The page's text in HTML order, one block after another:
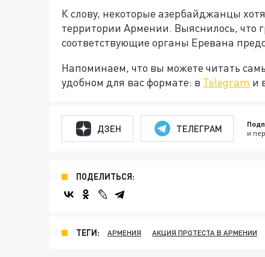
К слову, некоторые азербайджанцы
территории Армении. Выяснилось,
соответствующие органы Еревана
Напоминаем, что вы можете читать
удобном для вас формате: в Telegram и
ДЗЕН ТЕЛЕГРАМ и
ПОДЕЛИТЬСЯ:
ТЕГИ: АРМЕНИЯ АКЦИЯ ПРОТЕСТА В АРМЕНИИ